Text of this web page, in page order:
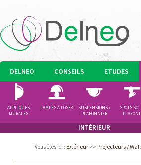
DELNEO CONSEILS ETUDES
INTÉRIEUR
APPLIQUES
MURALES
LAMPES À POSER
SUSPENSIONS /
PLAFONNIER
SPOTS
PLAFOND
Vous êtes ici : Extérieur >> Projecteurs /